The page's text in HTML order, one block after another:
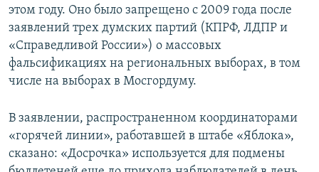
этом году. Оно было запрещено с 2009 года после
заявлений трех думских партий (КПРФ, ЛДПР и
«Справедливой России») о массовых
фальсификациях на региональных выборах, в том
числе на выборах в Мосгордуму.
В заявлении, распространенном координаторами
«горячей линии», работавшей в штабе «Яблока»,
сказано: «Досрочка» используется для подмены